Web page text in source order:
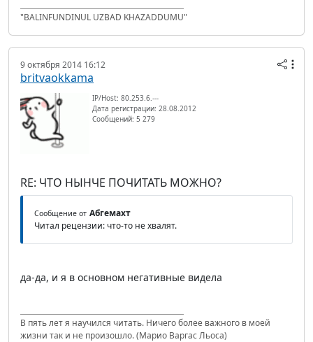
"BALINFUNDINUL UZBAD KHAZADDUMU"
9 октября 2014 16:12
britvaokkama
IP/Host: 80.253.6.---
Дата регистрации: 28.08.2012
Сообщений: 5 279
RE: ЧТО НЫНЧЕ ПОЧИТАТЬ МОЖНО?
Сообщение от Абгемахт
Читал рецензии: что-то не хвалят.
да-да, и я в основном негативные видела
В пять лет я научился читать. Ничего более важного в моей
жизни так и не произошло. (Марио Варгас Льоса)